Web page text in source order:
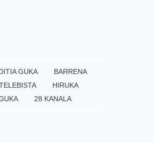
GUKA
BARRENA
HIRUKA
28 KANALA